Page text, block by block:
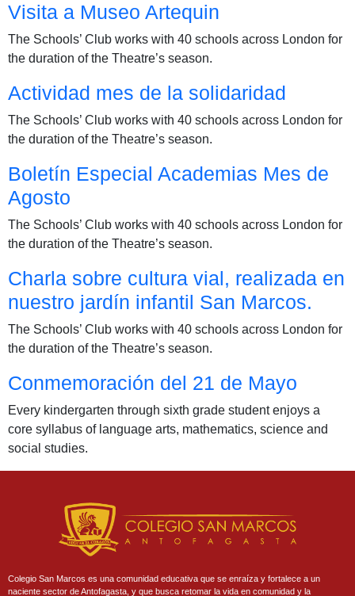
Visita a Museo Artequin
The Schools’ Club works with 40 schools across London for
the duration of the Theatre’s season.
Actividad mes de la solidaridad
The Schools’ Club works with 40 schools across London for
the duration of the Theatre’s season.
Boletín Especial Academias Mes de
Agosto
The Schools’ Club works with 40 schools across London for
the duration of the Theatre’s season.
Charla sobre cultura vial, realizada en
nuestro jardín infantil San Marcos.
The Schools’ Club works with 40 schools across London for
the duration of the Theatre’s season.
Conmemoración del 21 de Mayo
Every kindergarten through sixth grade student enjoys a
core syllabus of language arts, mathematics, science and
social studies.
Colegio San Marcos es una comunidad educativa que se enraíza y fortalece a un
naciente sector de Antofagasta, y que busca retomar la vida en comunidad y la